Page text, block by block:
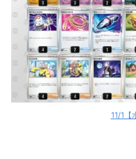
11/1【